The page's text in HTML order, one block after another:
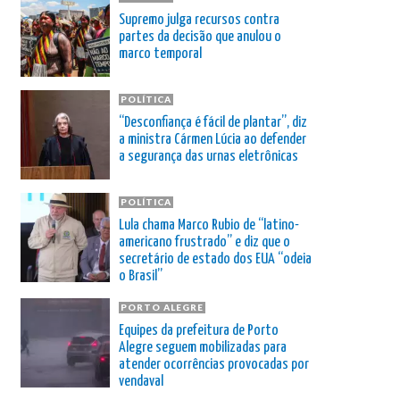
Supremo julga recursos contra
partes da decisão que anulou o
marco temporal
POLÍTICA
“Desconfiança é fácil de plantar”, diz
a ministra Cármen Lúcia ao defender
a segurança das urnas eletrônicas
POLÍTICA
Lula chama Marco Rubio de “latino-
americano frustrado” e diz que o
secretário de estado dos EUA “odeia
o Brasil”
PORTO ALEGRE
Equipes da prefeitura de Porto
Alegre seguem mobilizadas para
atender ocorrências provocadas por
vendaval